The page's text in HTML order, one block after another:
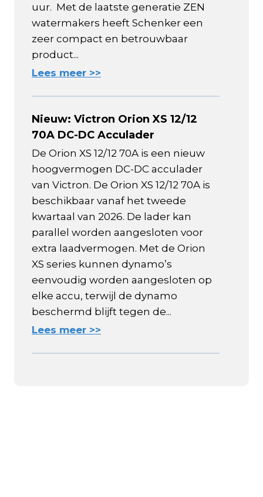
uur. Met de laatste generatie ZEN
watermakers heeft Schenker een
zeer compact en betrouwbaar
product...
Lees meer >>
Nieuw: Victron Orion XS 12/12
70A DC-DC Acculader
De Orion XS 12/12 70A is een nieuw
hoogvermogen DC-DC acculader
van Victron. De Orion XS 12/12 70A is
beschikbaar vanaf het tweede
kwartaal van 2026. De lader kan
parallel worden aangesloten voor
extra laadvermogen. Met de Orion
XS series kunnen dynamo’s
eenvoudig worden aangesloten op
elke accu, terwijl de dynamo
beschermd blijft tegen de...
Lees meer >>